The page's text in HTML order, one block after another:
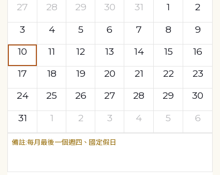
27 28 29 30 31 1
2
3
4 5 6 7 8
9
10
11 12 13 14 15
16
17
18 19 20 21 22
23
24
25 26 27 28 29
30
31
1 2 3 4 5 6
每月最後一個週四、國定假日